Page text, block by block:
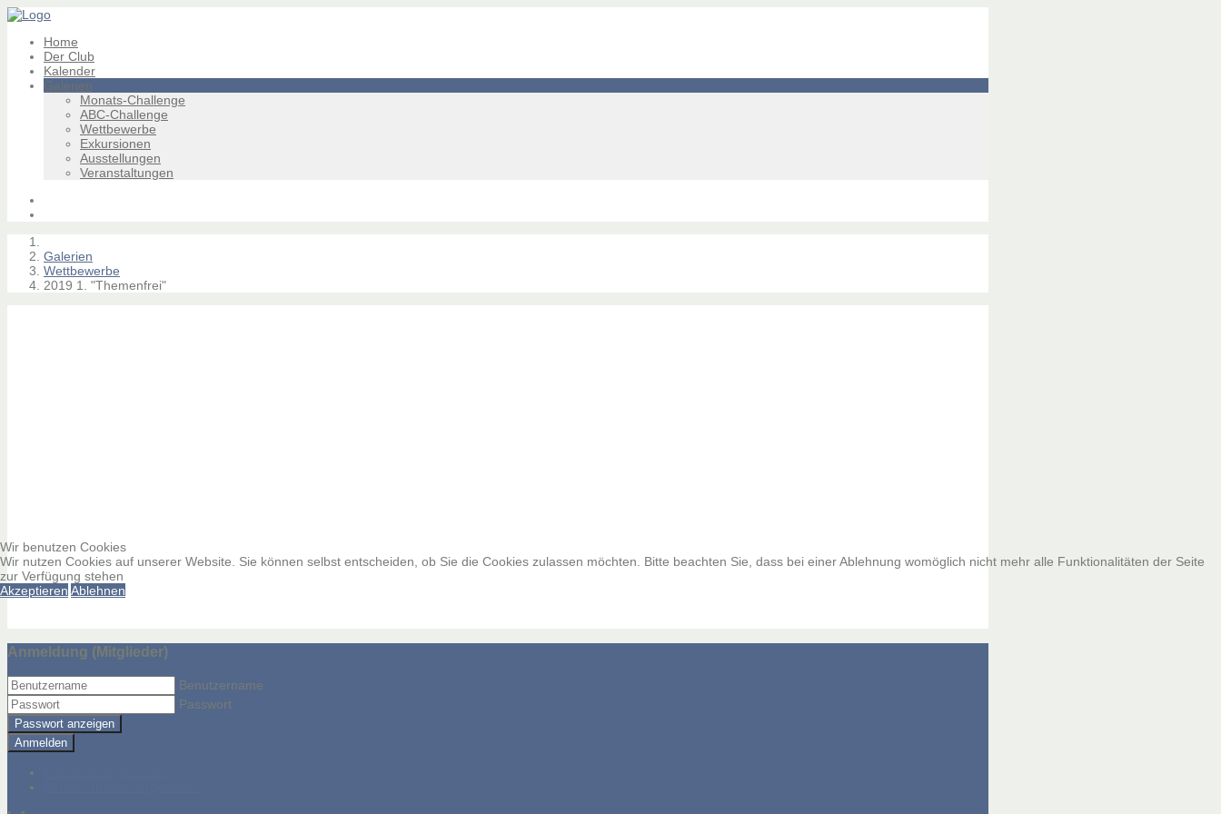
Home
Der Club
Kalender
Galerien
Monats-Challenge
ABC-Challenge
Wettbewerbe
Exkursionen
Ausstellungen
Veranstaltungen
Galerien
Wettbewerbe
2019 1. "Themenfrei"
Anmeldung (Mitglieder)
Benutzername
Passwort
Passwort anzeigen
Anmelden
Wir benutzen Cookies
Wir nutzen Cookies auf unserer Website. Sie können selbst entscheiden, ob Sie die Cookies zulassen möchten. Bitte beachten Sie, dass bei einer Ablehnung womöglich nicht mehr alle Funktionalitäten der Seite
zur Verfügung stehen
Akzeptieren Ablehnen